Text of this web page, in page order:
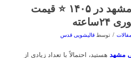
بهترین قالیشویی مشهد در ۱۴۰۵ ⭐ قیمت
مقالات / توسط قالیشویی قدس
مشهدهستید، احتمالاً با تعداد زیادی از